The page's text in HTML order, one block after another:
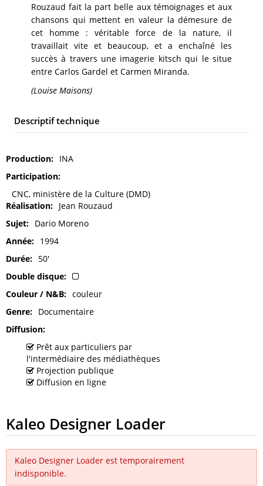
Rouzaud fait la part belle aux témoignages et aux
chansons qui mettent en valeur la démesure de
cet homme : véritable force de la nature, il
travaillait vite et beaucoup, et a enchaîné les
succès à travers une imagerie kitsch qui le situe
entre Carlos Gardel et Carmen Miranda.
(Louise Maisons)
Descriptif technique
Production
INA
Participation
CNC, ministère de la Culture (DMD)
Réalisation
Jean Rouzaud
Sujet
Dario Moreno
Année
1994
Durée
50'
Double disque
Couleur / N&B
couleur
Genre
Documentaire
Diffusion
Prêt aux particuliers par
l'intermédiaire des médiathèques
Projection publique
Diffusion en ligne
Kaleo Designer Loader
Kaleo Designer Loader est temporairement
indisponible.